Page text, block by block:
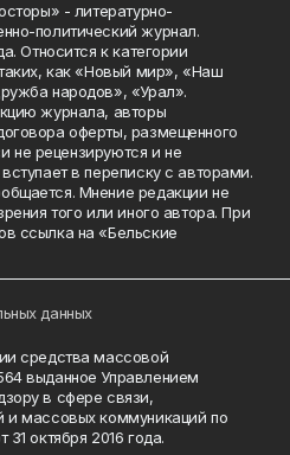
- литературно-
политический журнал.
Относится к категории
как «Новый мир», «Наш
народов», «Урал».
журнала, авторы
оферты, размещенного
не рецензируются и не
в переписку с авторами.
Мнение редакции не
того или иного автора. При
ссылка на «Бельские
данных
средства массовой
выданное Управлением
в сфере связи,
и массовых коммуникаций по
октября 2016 года.